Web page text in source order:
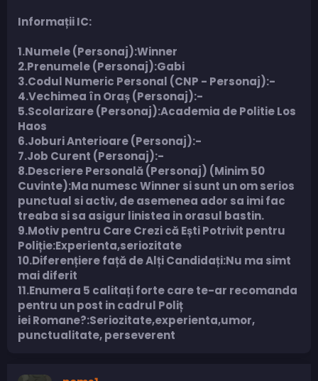
Informații IC:
1.Numele (Personaj):Winner
2.Prenumele (Personaj):Gabi
3.Codul Numeric Personal (CNP - Personaj):-
4.Vechimea în Oraș (Personaj):-
5.Scolarizare (Personaj):Academia de Politie Los
Haos
6.Joburi Anterioare (Personaj):-
7.Job Curent (Personaj):-
8.Descriere Personală (Personaj) (Minim 50
Cuvinte):Ma numesc Winner si sunt un om serios
punctual si activ, de asemenea ador sa imi fac
treaba si sa asigur linistea in orasul bastin.
9.Motiv pentru Care Crezi că Ești Potrivit pentru
Poliție:Experienta,seriozitate
10.Diferențiere față de Alți Candidați:Nu ma simt
mai diferit
11.Enumera 5 calitați forte care te-ar recomanda
pentru un post in cadrul Poliț
iei Romane?:Seriozitate,experienta,umor,
punctualitate, perseverent